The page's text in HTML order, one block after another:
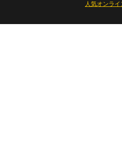
人気オンラ